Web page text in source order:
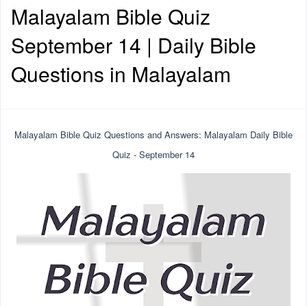
Malayalam Bible Quiz
September 14 | Daily Bible
Questions in Malayalam
Malayalam Bible Quiz Questions and Answers: Malayalam Daily Bible
Quiz - September 14